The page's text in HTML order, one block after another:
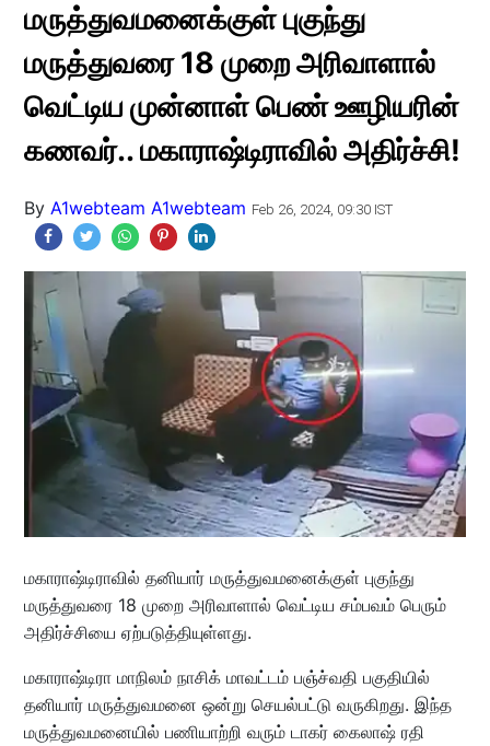
மருத்துவமனைக்குள் புகுந்து
மருத்துவரை 18 முறை அரிவாளால்
வெட்டிய முன்னாள் பெண் ஊழியரின்
கணவர்.. மகாராஷ்டிராவில் அதிர்ச்சி!
By A1webteam A1webteam Feb 26, 2024, 09:30 IST
மகாராஷ்டிராவில் தனியார் மருத்துவமனைக்குள் புகுந்து
மருத்துவரை 18 முறை அரிவாளால் வெட்டிய சம்பவம் பெரும்
அதிர்ச்சியை ஏற்படுத்தியுள்ளது.
மகாராஷ்டிரா மாநிலம் நாசிக் மாவட்டம் பஞ்ச்வதி பகுதியில்
தனியார் மருத்துவமனை ஒன்று செயல்பட்டு வருகிறது. இந்த
மருத்துவமனையில் பணியாற்றி வரும் டாகர் கைலாஷ் ரதி